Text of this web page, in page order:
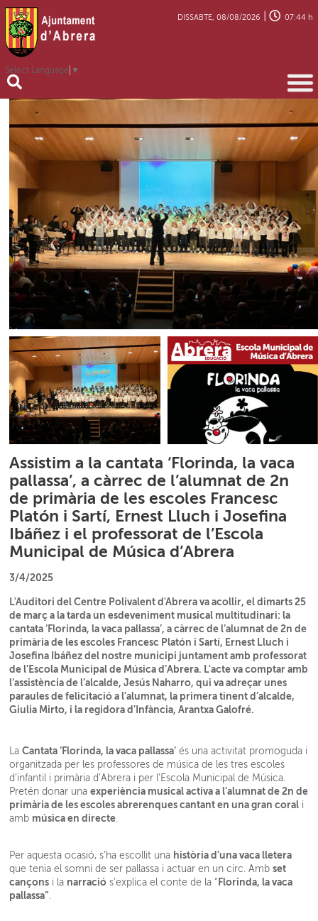
Select Language ▼
DISSABTE, 08/08/2026 07:44 h
Assistim a la cantata ‘Florinda, la vaca
pallassa’, a càrrec de l’alumnat de 2n
de primària de les escoles Francesc
Platón i Sartí, Ernest Lluch i Josefina
Ibáñez i el professorat de l’Escola
Municipal de Música d’Abrera
3/4/2025
L'Auditori del Centre Polivalent d'Abrera va acollir, el dimarts 25
de març a la tarda un esdeveniment musical multitudinari: la
cantata ‘Florinda, la vaca pallassa’, a càrrec de l’alumnat de 2n de
primària de les escoles Francesc Platón i Sartí, Ernest Lluch i
Josefina Ibáñez del nostre municipi juntament amb professorat
de l’Escola Municipal de Música d’Abrera. L'acte va comptar amb
l’assistència de l’alcalde, Jesús Naharro, qui va adreçar unes
paraules de felicitació a l'alumnat, la primera tinent d’alcalde,
Giulia Mirto, i la regidora d’Infància, Arantxa Galofré.
LaCantata ‘Florinda, la vaca pallassa’ és una activitat promoguda i
organitzada per les professores de música de les tres escoles
d’infantil i primària d’Abrera i per l’Escola Municipal de Música.
Pretén donar unaexperiència musical activa a l’alumnat de 2n de
primària de les escoles abrerenques cantant en una gran coral i
amb música en directe.
Per aquesta ocasió, s’ha escollit una història d’una vaca lletera
que tenia el somni de ser pallassa i actuar en un circ. Ambset
cançons i la narració s’explica el conte de la “ Florinda, la vaca
pallassa”.